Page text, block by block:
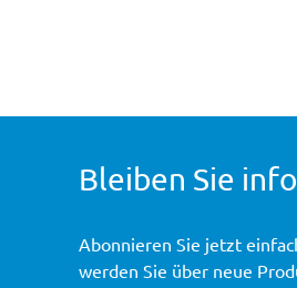
Bleiben Sie
Abonnieren Sie jetzt
werden Sie über neue